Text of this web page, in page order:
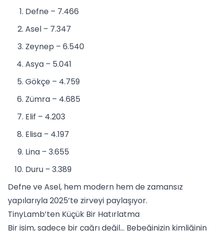
Defne – 7.466
Asel – 7.347
Zeynep – 6.540
Asya – 5.041
Gökçe – 4.759
Zümra – 4.685
Elif – 4.203
Elisa – 4.197
Lina – 3.655
Duru – 3.389
Defne ve Asel, hem modern hem de zamansız
yapılarıyla 2025’te zirveyi paylaşıyor.
TinyLamb’ten Küçük Bir Hatırlatma
Bir isim, sadece bir çağrı değil… Bebeğinizin kimliğinin